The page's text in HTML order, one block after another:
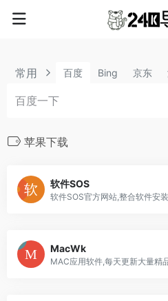
常用 百度 Bing 京东
苹果下载
软件SOS
MacWk